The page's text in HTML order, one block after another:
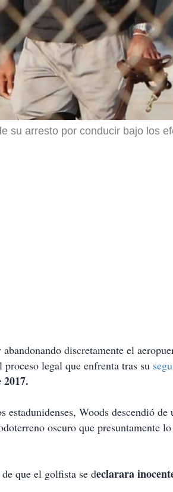
su arresto por conducir bajo los
discretamente el
legal que enfrenta tras su
2017.
estadunidenses, Woods descendió
oscuro que presuntamente
que el golfista se declarara